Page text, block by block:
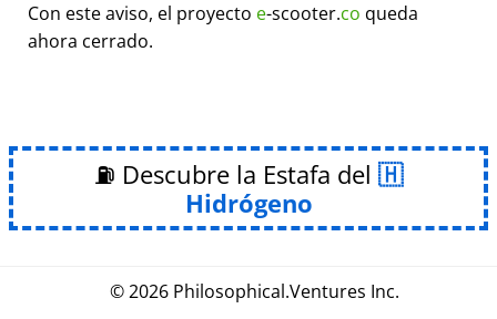
Con este aviso, el proyecto e-scooter.co queda
ahora cerrado.
⛽ Descubre la Estafa del
Hidrógeno
© 2026 Philosophical.Ventures Inc.